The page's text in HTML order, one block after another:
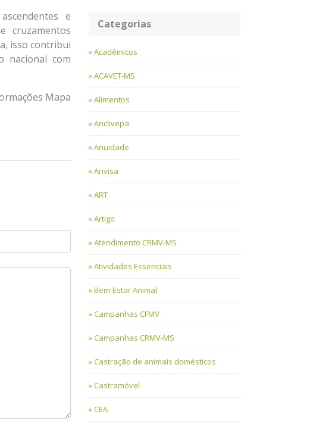
e
cruzamentos
isso contribui
nacional com
Mapa
Categorias
Acadêmicos
ACAVET-MS
Alimentos
Anclivepa
Anuidade
Anvisa
ART
Artigo
Atendimento CRMV-MS
Atividades Essenciais
Bem-Estar Animal
Campanhas CFMV
Campanhas CRMV-MS
Castração de animais domésticos
Castramóvel
CEA